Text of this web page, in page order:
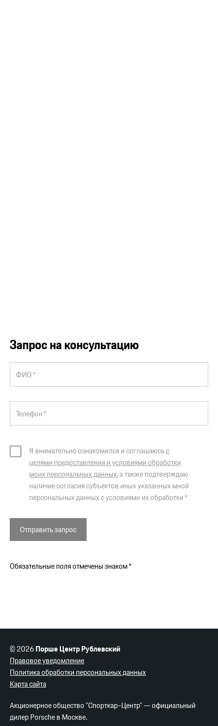
Запрос на консультацию
ФИО *
Телефон *
Я внимательно ознакомился и соглашаюсьс
целями предоставления и условиями обработки
моих персональных данных, а также подтверждаю
наличие согласия субъектов иных указанных мной
персональных данных с условиями их обработки *
Отправить запрос
Обязательные поля отмечены знаком *
© 2026Порше Центр Рублевский
Правовое уведомление
Политика обработки персональных данных
Карта сайта
Акционерное общество "Спорткар-Центр" — официальный
дилер Porsche в Москве.